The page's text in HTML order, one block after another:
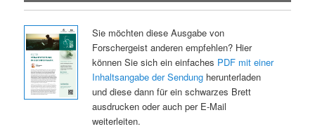
Sie möchten diese Ausgabe von
Forschergeist anderen empfehlen? Hier
können Sie sich ein einfaches PDF mit einer
Inhaltsangabe der Sendungherunterladen
und diese dann für ein schwarzes Brett
ausdrucken oder auch per E-Mail
weiterleiten.